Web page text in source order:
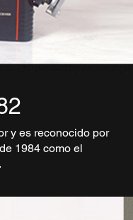
y es reconocido por
1984 como el